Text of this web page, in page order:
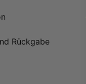
Rückgabe